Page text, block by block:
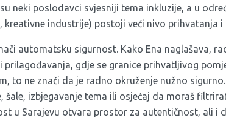
neki poslodavci svjesniji tema inkluzije, a u
kreativne industrije) postoji veći nivo prihvatanja i
automatsku sigurnost. Kako Ena naglašava,
gdje se granice prihvatljivog
to ne znači da je radno okruženje nužno
šale, izbjegavanje tema ili osjećaj da moraš
u Sarajevu otvara prostor za autentičnost, ali i